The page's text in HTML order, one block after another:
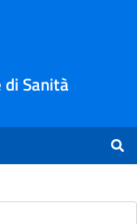
Sanità
-